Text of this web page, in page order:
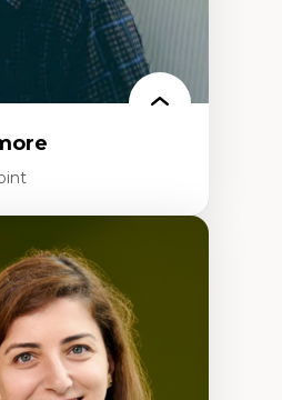
et pratiques réflexives
et bien-être en
des auditoires médiatiques
des auditoires
numériques à
massives et l’IA
et qualitative sur